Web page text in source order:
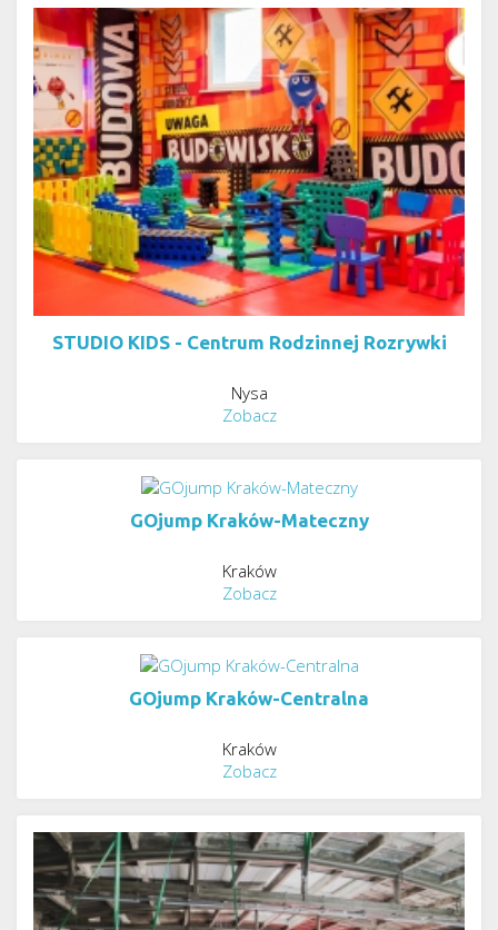
STUDIO KIDS - Centrum Rodzinnej Rozrywki
Nysa
Zobacz
GOjump Kraków-Mateczny
Kraków
Zobacz
GOjump Kraków-Centralna
Kraków
Zobacz